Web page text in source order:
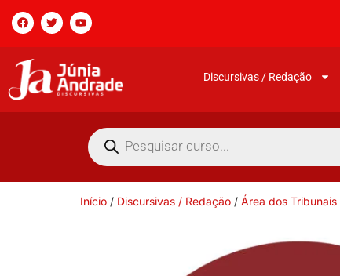
Discursivas / Redação
Início / Discursivas / Redação / Área dos Tribunais